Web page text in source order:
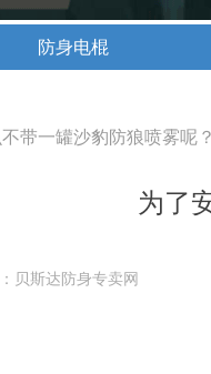
防身电棍
为了
带一罐沙豹防狼喷雾呢？
贝斯达防身专卖网